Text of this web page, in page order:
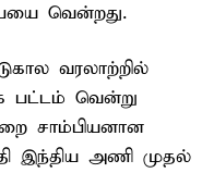
வென்றது.
வரலாற்றில்
பட்டம் வென்று
சாம்பியனான
இந்திய அணி முதல்